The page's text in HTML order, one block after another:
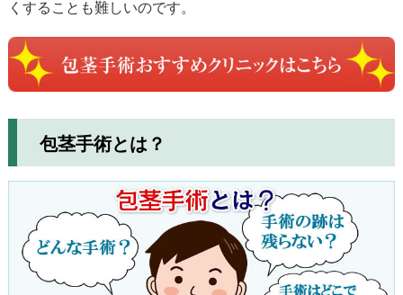
くすることも難しいのです。
包茎手術とは？